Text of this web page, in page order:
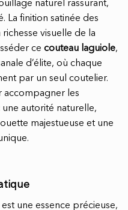
naturel rassurant,
La finition satinée des
visuelle de la
ce couteau laguiole,
d’élite, où chaque
par un seul coutelier.
accompagner les
autorité naturelle,
majestueuse et une
une essence précieuse,